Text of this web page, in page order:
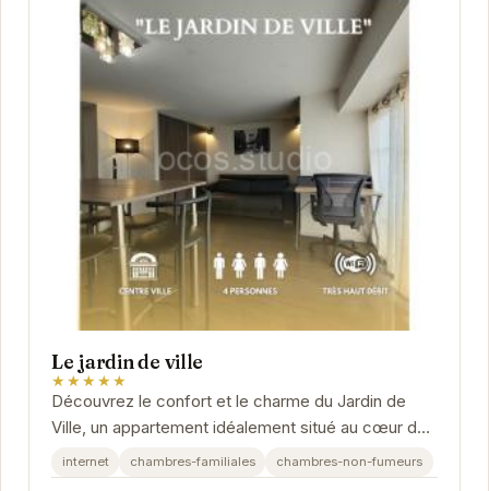
Le jardin de ville
★★★★★
Découvrez le confort et le charme du Jardin de
Ville, un appartement idéalement situé au cœur de
Grenoble. Profitez d'un espace accueillant et...
internet chambres-familiales chambres-non-fumeurs